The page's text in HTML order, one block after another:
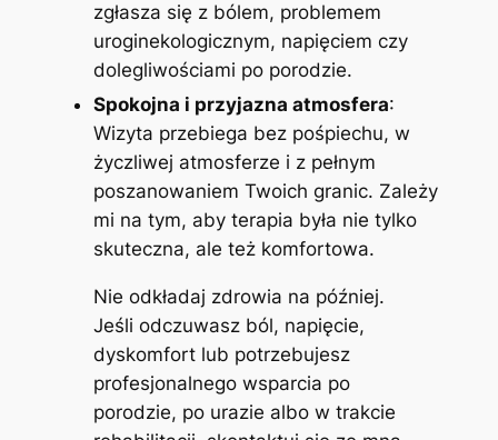
zgłasza się z bólem, problemem
uroginekologicznym, napięciem czy
dolegliwościami po porodzie.
Spokojna i przyjazna atmosfera:
Wizyta przebiega bez pośpiechu, w
życzliwej atmosferze i z pełnym
poszanowaniem Twoich granic. Zależy
mi na tym, aby terapia była nie tylko
skuteczna, ale też komfortowa.
Nie odkładaj zdrowia na później.
Jeśli odczuwasz ból, napięcie,
dyskomfort lub potrzebujesz
profesjonalnego wsparcia po
porodzie, po urazie albo w trakcie